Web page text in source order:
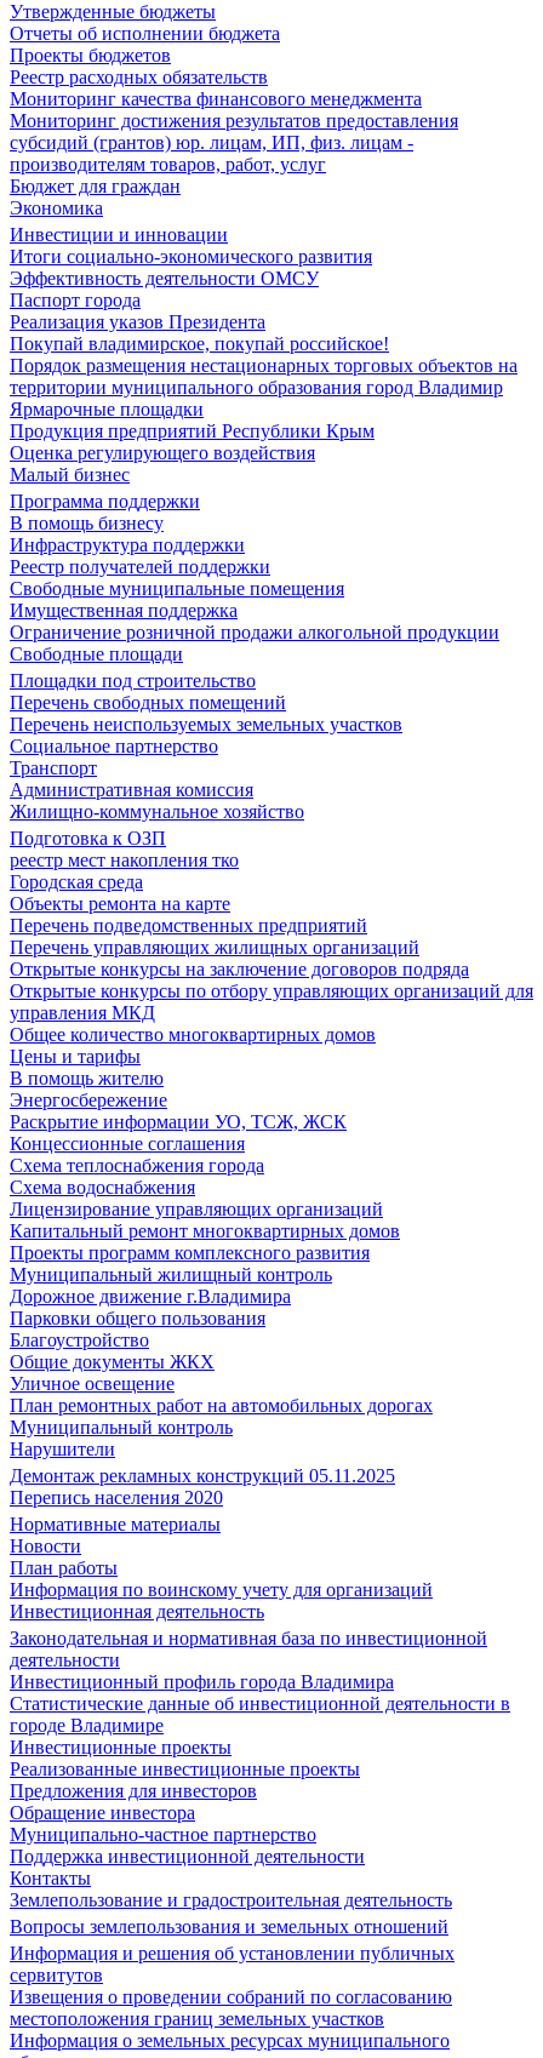
Утвержденные бюджеты
Отчеты об исполнении бюджета
Проекты бюджетов
Реестр расходных обязательств
Мониторинг качества финансового менеджмента
Мониторинг достижения результатов предоставления
субсидий (грантов) юр. лицам, ИП, физ. лицам -
производителям товаров, работ, услуг
Бюджет для граждан
Экономика
Инвестиции и инновации
Итоги социально-экономического развития
Эффективность деятельности ОМСУ
Паспорт города
Реализация указов Президента
Покупай владимирское, покупай российское!
Порядок размещения нестационарных торговых объектов на
территории муниципального образования город Владимир
Ярмарочные площадки
Продукция предприятий Республики Крым
Оценка регулирующего воздействия
Малый бизнес
Программа поддержки
В помощь бизнесу
Инфраструктура поддержки
Реестр получателей поддержки
Свободные муниципальные помещения
Имущественная поддержка
Ограничение розничной продажи алкогольной продукции
Свободные площади
Площадки под строительство
Перечень свободных помещений
Перечень неиспользуемых земельных участков
Социальное партнерство
Транспорт
Административная комиссия
Жилищно-коммунальное хозяйство
Подготовка к ОЗП
реестр мест накопления тко
Городская среда
Объекты ремонта на карте
Перечень подведомственных предприятий
Перечень управляющих жилищных организаций
Открытые конкурсы на заключение договоров подряда
Открытые конкурсы по отбору управляющих организаций для
управления МКД
Общее количество многоквартирных домов
Цены и тарифы
В помощь жителю
Энергосбережение
Раскрытие информации УО, ТСЖ, ЖСК
Концессионные соглашения
Схема теплоснабжения города
Схема водоснабжения
Лицензирование управляющих организаций
Капитальный ремонт многоквартирных домов
Проекты программ комплексного развития
Муниципальный жилищный контроль
Дорожное движение г.Владимира
Парковки общего пользования
Благоустройство
Общие документы ЖКХ
Уличное освещение
План ремонтных работ на автомобильных дорогах
Муниципальный контроль
Нарушители
Демонтаж рекламных конструкций 05.11.2025
Перепись населения 2020
Нормативные материалы
Новости
План работы
Информация по воинскому учету для организаций
Инвестиционная деятельность
Законодательная и нормативная база по инвестиционной
деятельности
Инвестиционный профиль города Владимира
Статистические данные об инвестиционной деятельности в
городе Владимире
Инвестиционные проекты
Реализованные инвестиционные проекты
Предложения для инвесторов
Обращение инвестора
Муниципально-частное партнерство
Поддержка инвестиционной деятельности
Контакты
Землепользование и градостроительная деятельность
Вопросы землепользования и земельных отношений
Информация и решения об установлении публичных
сервитутов
Извещения о проведении собраний по согласованию
местоположения границ земельных участков
Информация о земельных ресурсах муниципального